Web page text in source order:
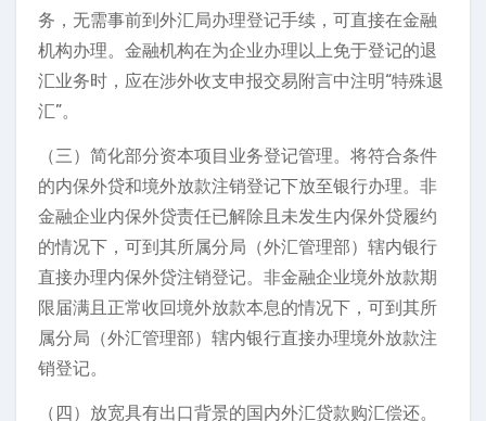
务，无需事前到外汇局办理登记手续，可直接在金融
机构办理。金融机构在为企业办理以上免于登记的退
汇业务时，应在涉外收支申报交易附言中注明“特殊退
汇”。
（三）简化部分资本项目业务登记管理。将符合条件
的内保外贷和境外放款注销登记下放至银行办理。非
金融企业内保外贷责任已解除且未发生内保外贷履约
的情况下，可到其所属分局（外汇管理部）辖内银行
直接办理内保外贷注销登记。非金融企业境外放款期
限届满且正常收回境外放款本息的情况下，可到其所
属分局（外汇管理部）辖内银行直接办理境外放款注
销登记。
（四）放宽具有出口背景的国内外汇贷款购汇偿还。